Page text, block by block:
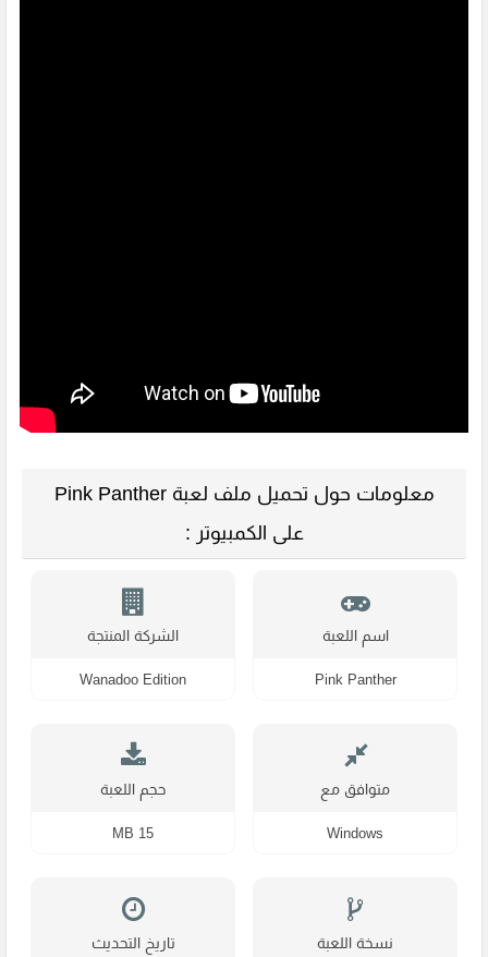
معلومات حول تحميل ملف لعبة Pink Panther
على الكمبيوتر :
اسم اللعبة
Pink Panther
الشركة المنتجة
Wanadoo Edition
متوافق مع
Windows
حجم اللعبة
15 MB
نسخة اللعبة تاريخ التحديث